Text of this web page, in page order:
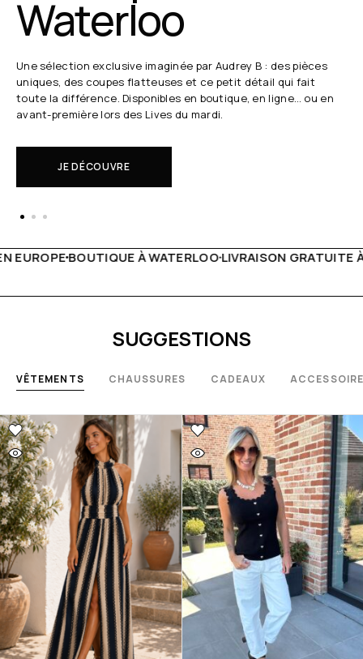
Waterloo
Une sélection exclusive imaginée par Audrey B : des pièces
uniques, des coupes flatteuses et ce petit détail qui fait
toute la différence. Disponibles en boutique, en ligne… ou en
avant-première lors des Lives du mardi.
JE DÉCOUVRE
LIVRAISON GRATUITE À PARTIR DE 150€LIVE
SUGGESTIONS
VÊTEMENTS CHAUSSURES CADEAUX